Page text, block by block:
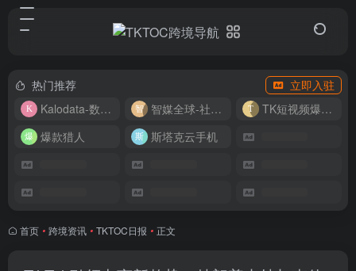
热门推荐
立即入驻
Kalodata-数据分析平台
智媒全球-社媒管理平台
TK短视频爆款复刻
爆款猎人
斯塔克云手机
首页 • 跨境资讯 • TKTOC日报 • 正文